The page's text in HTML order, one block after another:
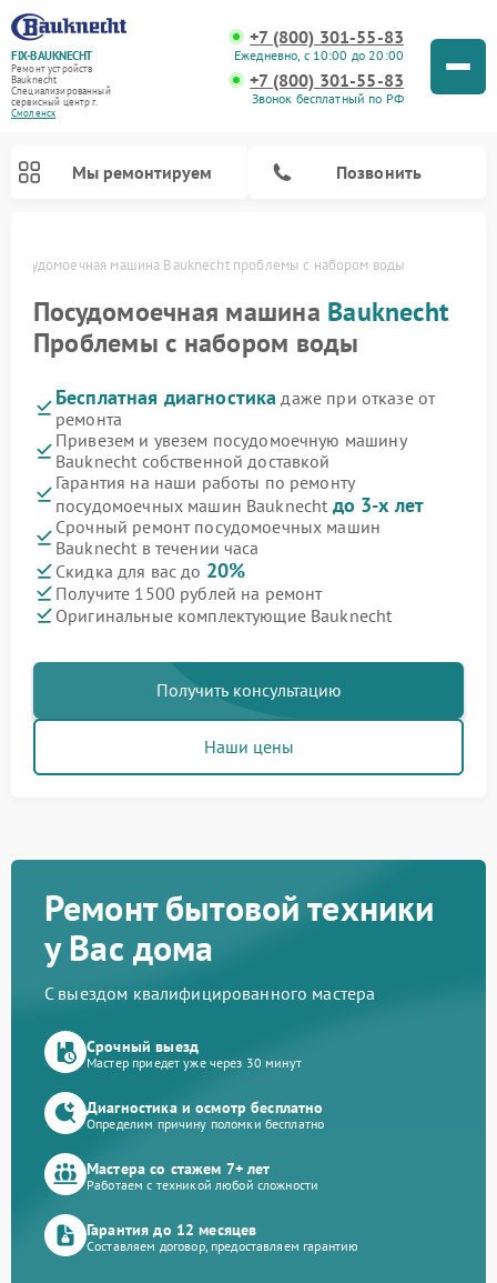
FIX-BAUKNECHT
Ремонт устройств
Bauknecht
Специализированный
cервисный центр г.
Смоленск
+7 (800) 301-55-83
Ежедневно, с 10:00 до 20:00
+7 (800) 301-55-83
Звонок бесплатный по РФ
Мы ремонтируем Позвонить
Посудомоечная машина Bauknecht проблемы с набором воды
Посудомоечная машина Bauknecht
Проблемы с набором воды
Бесплатная диагностика даже при отказе от
ремонта
Привезем и увезем посудомоечную машину
Bauknecht собственной доставкой
Гарантия на наши работы по ремонту
посудомоечных машин Bauknecht до 3-х лет
Срочный ремонт посудомоечных машин
Bauknecht в течении часа
Скидка для вас до 20%
Получите 1500 рублей на ремонт
Оригинальные комплектующие Bauknecht
Получить консультацию
Наши цены
Ремонт бытовой техники
у Вас дома
С выездом квалифицированного мастера
Срочный выезд
Мастер приедет уже через 30 минут
Диагностика и осмотр бесплатно
Определим причину поломки бесплатно
Мастера со стажем 7+ лет
Работаем с техникой любой сложности
Гарантия до 12 месяцев
Составляем договор, предоставляем гарантию